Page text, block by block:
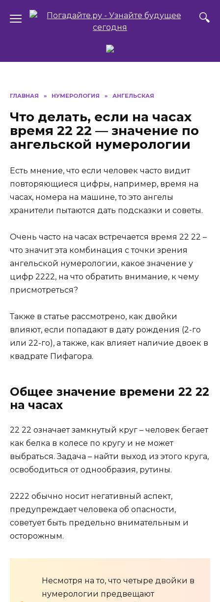
ГЛАВНАЯ » НУМЕРОЛОГИЯ » АНГЕЛЬСКАЯ
Что делать, если на часах
время 22 22 — значение по
ангельской нумерологии
Есть мнение, что если человек часто видит
повторяющиеся цифры, например, время на
часах, номера на машине, то это ангелы
хранители пытаются дать подсказки и советы.
Очень часто на часах встречается время 22 22 –
что значит эта комбинация с точки зрения
ангельской нумерологии, какое значение у
цифр 2222, на что обратить внимание, к чему
присмотреться?
Также в статье рассмотрено, как двойки
влияют, если попадают в дату рождения (2-го
или 22-го), а также, как влияет наличие двоек в
квадрате Пифагора.
Общее значение времени 22 22
на часах
22 22 означает замкнутый круг – человек бегает
как белка в колесе по кругу и не может
выбраться. Задача – найти выход из этого круга,
освободиться от однообразия, рутины.
2222 обычно носит негативный аспект,
предупреждает человека об опасности,
советует быть предельно внимательным и
осторожным.
Несмотря на то, что четыре двойки в
нумерологии предвещают